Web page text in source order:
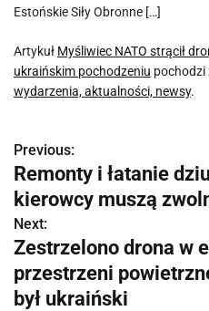
Estońskie Siły Obronne […]
Artykuł Myśliwiec NATO strącił
ukraińskim pochodzeniu pochodzi
wydarzenia, aktualności, newsy.
N
a
w
i
g
Previous:
Remonty i łatanie
kierowcy muszą
Next:
Zestrzelono drona w
przestrzeni
był ukraiński